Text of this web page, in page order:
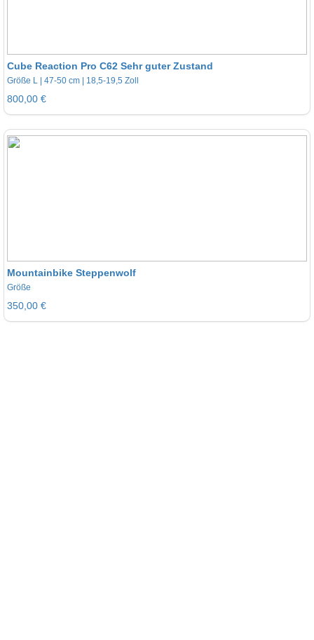
Cube Reaction Pro C62 Sehr guter Zustand
Größe L | 47-50 cm | 18,5-19,5 Zoll
800,00 €
Mountainbike Steppenwolf
Größe
350,00 €